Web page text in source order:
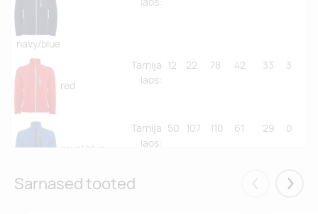
navy/blue
red
Tarnija
laos:
12 22 78 42 33 3
royal blue
Tarnija
laos:
50 107 110 61 29 0
Tarnija
13
Sarnased tooted Eelmised